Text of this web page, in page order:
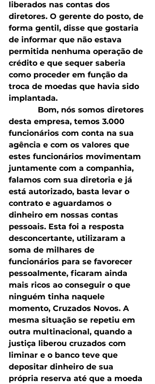
liberados nas contas dos
diretores. O gerente do posto, de
forma gentil, disse que gostaria
de informar que não estava
permitida nenhuma operação de
crédito e que sequer saberia
como proceder em função da
troca de moedas que havia sido
implantada.
desta empresa, temos 3.000
funcionários com conta na sua
agência e com os valores que
estes funcionários movimentam
juntamente com a companhia,
falamos com sua diretoria e já
está autorizado, basta levar o
contrato e aguardamos o
dinheiro em nossas contas
pessoais. Esta foi a resposta
desconcertante, utilizaram a
soma de milhares de
funcionários para se favorecer
pessoalmente, ficaram ainda
mais ricos ao conseguir o que
ninguém tinha naquele
momento, Cruzados Novos. A
mesma situação se repetiu em
outra multinacional, quando a
justiça liberou cruzados com
liminar e o banco teve que
depositar dinheiro de sua
própria reserva até que a moeda